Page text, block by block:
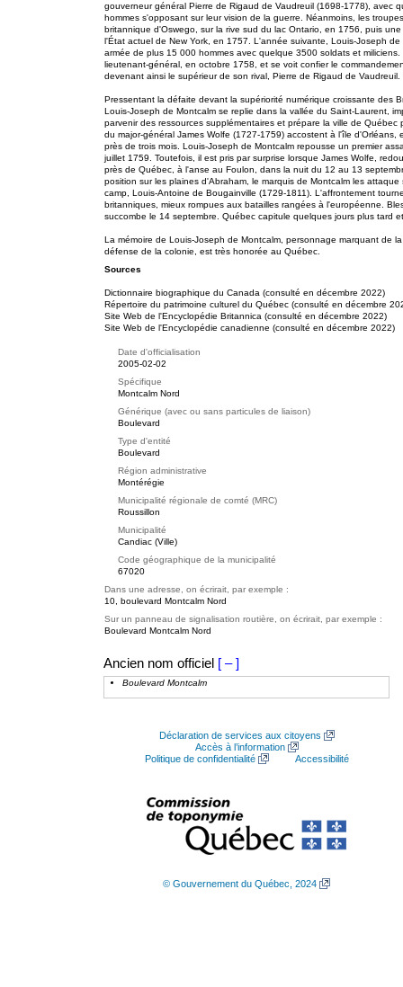
gouverneur général Pierre de Rigaud de Vaudreuil (1698-1778), avec
hommes s'opposant sur leur vision de la guerre. Néanmoins, les
britannique d'Oswego, sur la rive sud du lac Ontario, en 1756, puis
l'État actuel de New York, en 1757. L'année suivante, Louis-Joseph
armée de plus 15 000 hommes avec quelque 3500 soldats et
lieutenant-général, en octobre 1758, et se voit confier le
devenant ainsi le supérieur de son rival, Pierre de Rigaud de Vaudreuil.
Pressentant la défaite devant la supériorité numérique croissante des
Louis-Joseph de Montcalm se replie dans la vallée du Saint-Laurent,
parvenir des ressources supplémentaires et prépare la ville de
du major-général James Wolfe (1727-1759) accostent à l'île
près de trois mois. Louis-Joseph de Montcalm repousse un premier
juillet 1759. Toutefois, il est pris par surprise lorsque James Wolfe,
près de Québec, à l'anse au Foulon, dans la nuit du 12 au 13
position sur les plaines d'Abraham, le marquis de Montcalm les
camp, Louis-Antoine de Bougainville (1729-1811). L'affrontement
britanniques, mieux rompues aux batailles rangées à l'européenne.
succombe le 14 septembre. Québec capitule quelques jours plus tard
La mémoire de Louis-Joseph de Montcalm, personnage marquant de
défense de la colonie, est très honorée au Québec.
Sources
Dictionnaire biographique du Canada (consulté en décembre 2022)
Répertoire du patrimoine culturel du Québec (consulté en décembre
Site Web de l'Encyclopédie Britannica (consulté en décembre 2022)
Site Web de l'Encyclopédie canadienne (consulté en décembre 2022)
Date d'officialisation
2005-02-02
Spécifique
Montcalm Nord
Générique (avec ou sans particules de liaison)
Boulevard
Type d'entité
Boulevard
Région administrative
Montérégie
Municipalité régionale de comté (MRC)
Roussillon
Municipalité
Candiac (Ville)
Code géographique de la municipalité
67020
Dans une adresse, on écrirait, par exemple :
10, boulevard Montcalm Nord
Sur un panneau de signalisation routière, on écrirait, par exemple :
Boulevard Montcalm Nord
Ancien nom officiel [ – ]
Boulevard Montcalm
Déclaration de services aux citoyens
Accès à l’information
Politique de confidentialité
Accessibilité
© Gouvernement du Québec, 2024